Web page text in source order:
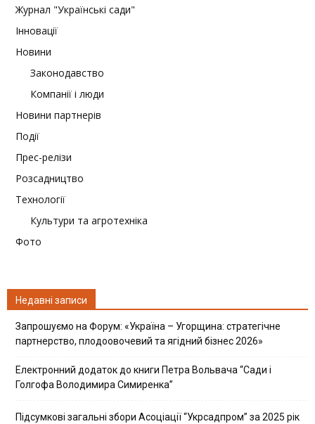
Журнал "Українські сади"
Інновації
Новини
Законодавство
Компанії і люди
Новини партнерів
Події
Прес-релізи
Розсадництво
Технології
Культури та агротехніка
Фото
Недавні записи
Запрошуємо на Форум: «Україна – Угорщина: стратегічне
партнерство, плодоовочевий та ягідний бізнес 2026»
Електронний додаток до книги Петра Вольвача “Сади і
Голгофа Володимира Симиренка”
Підсумкові загальні збори Асоціації “Укрсадпром” за 2025 рік